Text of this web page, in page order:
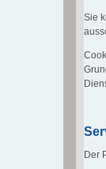
Sie
Der